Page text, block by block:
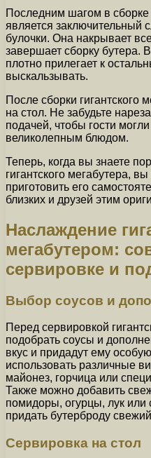
Последним шагом в сборке
является заключительный
булочки. Она накрывает
завершает сборку бутера.
плотно прилегает к
выскальзывать.
После сборки гигантского
на стол. Не забудьте
подачей, чтобы гости
великолепным блюдом.
Теперь, когда вы знаете
гигантского мегабутера,
приготовить его
близких и друзей этим
Наслаждение
мегабутером:
сервировке и
Выбор соусов и
Перед сервировкой
подобрать соусы и
вкус и придадут ему
использовать различные
майонез, горчица или
Также можно добавить
помидоры, огурцы, лук или
придать бутерброду
Сервировка на стол